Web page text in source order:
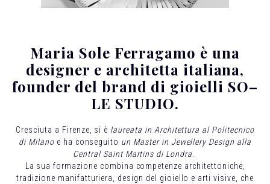
Maria Sole Ferragamo è una
designer e architetta italiana,
founder del brand di gioielli SO–
LE STUDIO.
Cresciuta a Firenze, si è laureata in Architettura al Politecnico
di Milanoe ha conseguito un Master in Jewellery Design alla
Central Saint Martins di Londra
La sua formazione combina competenze architettoniche,
tradizione manifatturiera, design del gioiello e arti visive, che